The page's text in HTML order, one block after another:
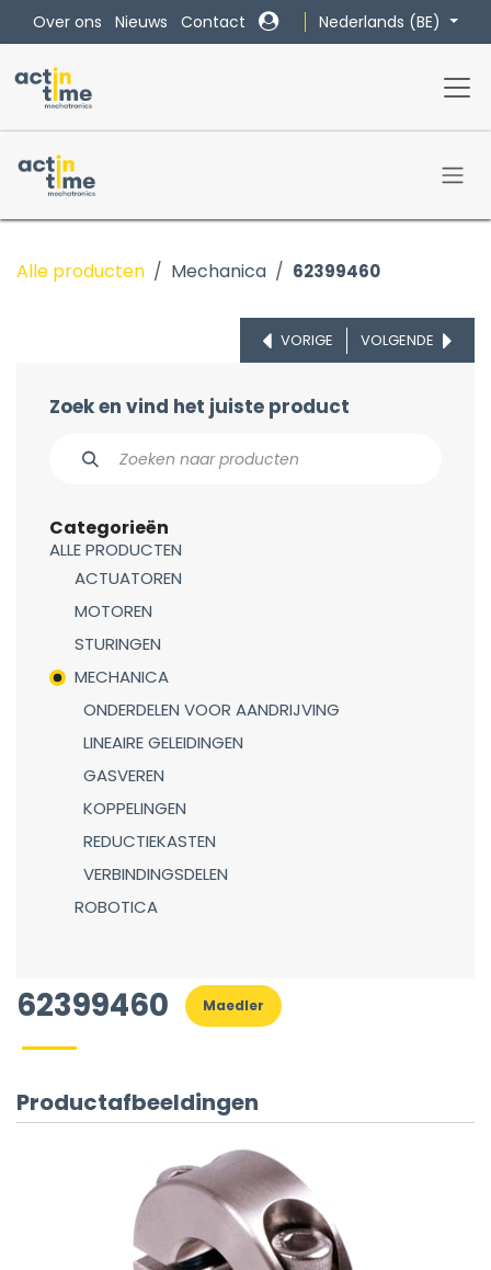
Overslaan naar inhoud
Over ons Nieuws Contact Nederlands (BE)
Alle producten Mechanica 62399460
VORIGE VOLGENDE
Zoek en vind het juiste product
Categorieën
ALLE PRODUCTEN
ACTUATOREN
MOTOREN
STURINGEN
MECHANICA
ONDERDELEN VOOR AANDRIJVING
LINEAIRE GELEIDINGEN
GASVEREN
KOPPELINGEN
REDUCTIEKASTEN
VERBINDINGSDELEN
ROBOTICA
62399460 Maedler
Productafbeeldingen